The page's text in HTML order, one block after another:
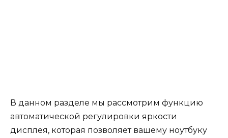
В данном разделе мы рассмотрим функцию
автоматической регулировки яркости
дисплея, которая позволяет вашему ноутбуку